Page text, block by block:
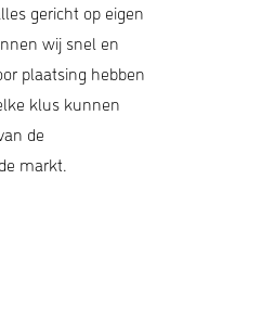
gericht op eigen
wij snel en
plaatsing hebben
klus kunnen
de
markt.